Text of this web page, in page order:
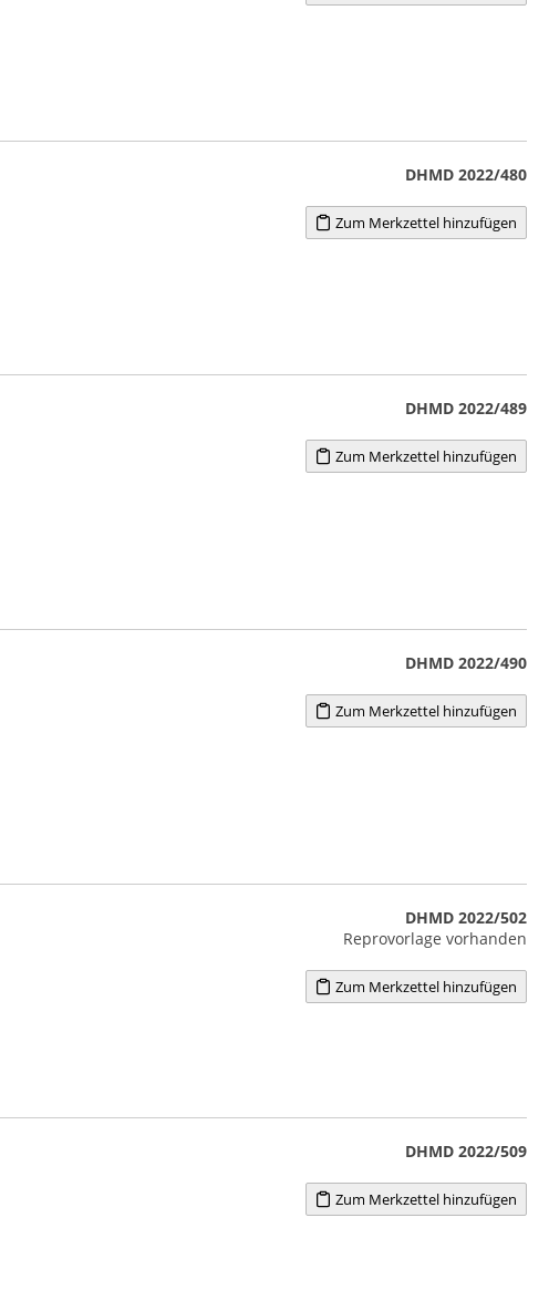
DHMD 2022/480
Zum Merkzettel hinzufügen
DHMD 2022/489
Zum Merkzettel hinzufügen
DHMD 2022/490
Zum Merkzettel hinzufügen
DHMD 2022/502
Reprovorlage vorhanden
Zum Merkzettel hinzufügen
DHMD 2022/509
Zum Merkzettel hinzufügen